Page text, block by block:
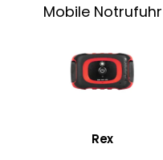
Mobile Notrufuhr
Rex